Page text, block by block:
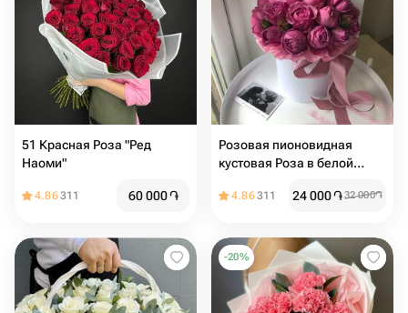
51 Красная Роза "Ред
Наоми"
4.86311 60 000֏
Розовая пионовидная
кустовая Роза в белой
4.86311 24 000֏32 000֏
-20%